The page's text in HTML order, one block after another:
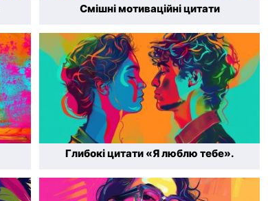
Смішні мотиваційні цитати
Глибокі цитати «Я люблю тебе».